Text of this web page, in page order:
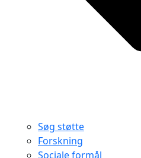
Søg støtte
Forskning
Sociale formål